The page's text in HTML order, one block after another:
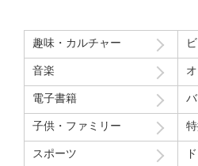
価格の安い順
月間ランキング
趣味・カルチャー
音楽
電子書籍
子供・ファミリー
スポーツ